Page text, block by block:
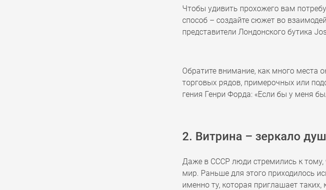
Чтобы удивить прохожего вам
способ – создайте сюжет во
представители Лондонского бутика
Обратите внимание, как много места
торговых рядов, примерочных или
гения Генри Форда: «Если бы у меня
2. Витрина – зеркало
Даже в СССР люди стремились к
мир. Раньше для этого приходилось
именно ту, которая приглашает таких,